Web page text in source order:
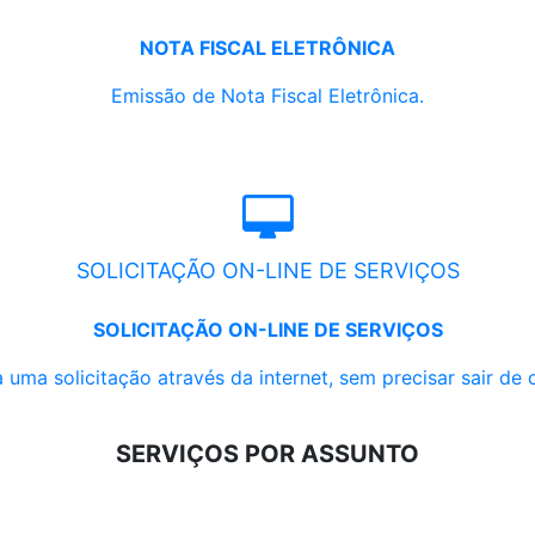
NOTA FISCAL ELETRÔNICA
Emissão de Nota Fiscal Eletrônica.
SOLICITAÇÃO ON-LINE DE SERVIÇOS
SOLICITAÇÃO ON-LINE DE SERVIÇOS
uma solicitação através da internet, sem precisar sair de
SERVIÇOS POR ASSUNTO